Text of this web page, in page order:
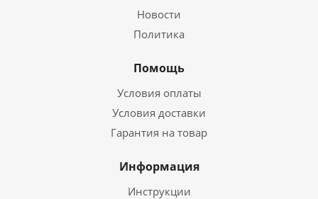
Новости
Политика
Помощь
Условия оплаты
Условия доставки
Гарантия на товар
Информация
Инструкции